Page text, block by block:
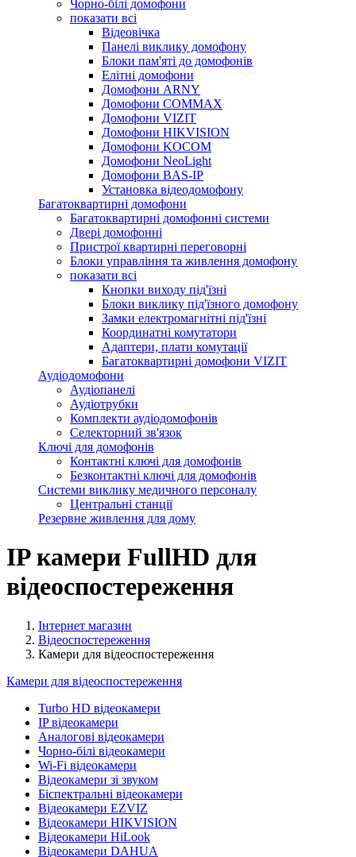
Чорно-білі домофони
показати всі
Відеовічка
Панелі виклику домофону
Блоки пам'яті до домофонів
Елітні домофони
Домофони ARNY
Домофони COMMAX
Домофони VIZIT
Домофони HIKVISION
Домофони KOCOM
Домофони NeoLight
Домофони BAS-IP
Установка відеодомофону
Багатоквартирні домофони
Багатоквартирні домофонні системи
Двері домофонні
Пристрої квартирні переговорні
Блоки управління та живлення домофону
показати всі
Кнопки виходу під'їзні
Блоки виклику під'їзного домофону
Замки електромагнітні під'їзні
Координатні комутатори
Адаптери, плати комутації
Багатоквартирні домофони VIZIT
Аудіодомофони
Аудіопанелі
Аудіотрубки
Комплекти аудіодомофонів
Селекторний зв'язок
Ключі для домофонів
Контактні ключі для домофонів
Безконтактні ключі для домофонів
Системи виклику медичного персоналу
Центральні станції
Резервне живлення для дому
IP камери FullHD для
відеоспостереження
Інтернет магазин
Відеоспостереження
Камери для відеоспостереження
Камери для відеоспостереження
Turbo HD відеокамери
IP відеокамери
Аналогові відеокамери
Чорно-білі відеокамери
Wi-Fi відеокамери
Відеокамери зі звуком
Біспектральні відеокамери
Відеокамери EZVIZ
Відеокамери HIKVISION
Відеокамери HiLook
Відеокамери DAHUA